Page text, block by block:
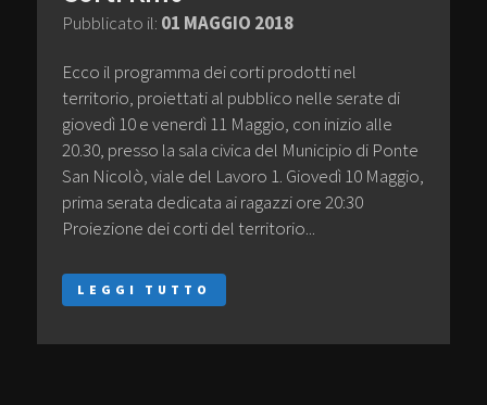
Pubblicato il: 01 MAGGIO 2018
Ecco il programma dei corti prodotti nel
territorio, proiettati al pubblico nelle serate di
giovedì 10 e venerdì 11 Maggio, con inizio alle
20.30, presso la sala civica del Municipio di Ponte
San Nicolò, viale del Lavoro 1. Giovedì 10 Maggio,
prima serata dedicata ai ragazzi ore 20:30
Proiezione dei corti del territorio...
LEGGI TUTTO